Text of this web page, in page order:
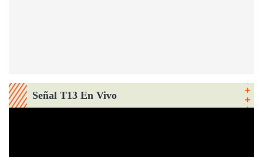
Señal T13 En Vivo